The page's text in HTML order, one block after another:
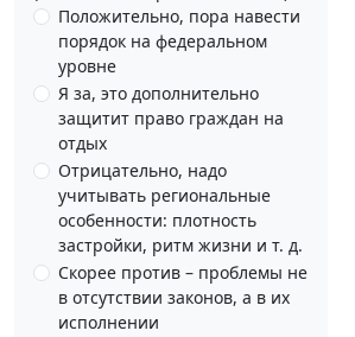
Положительно, пора навести
порядок на федеральном
уровне
Я за, это дополнительно
защитит право граждан на
отдых
Отрицательно, надо
учитывать региональные
особенности: плотность
застройки, ритм жизни и т. д.
Скорее против – проблемы не
в отсутствии законов, а в их
исполнении